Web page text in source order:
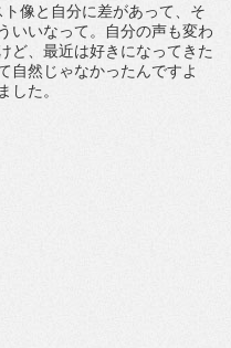
像と自分に差があって、そ
いいなって。自分の声も変わ
ど、最近は好きになってきた
自然じゃなかったんですよ
した。